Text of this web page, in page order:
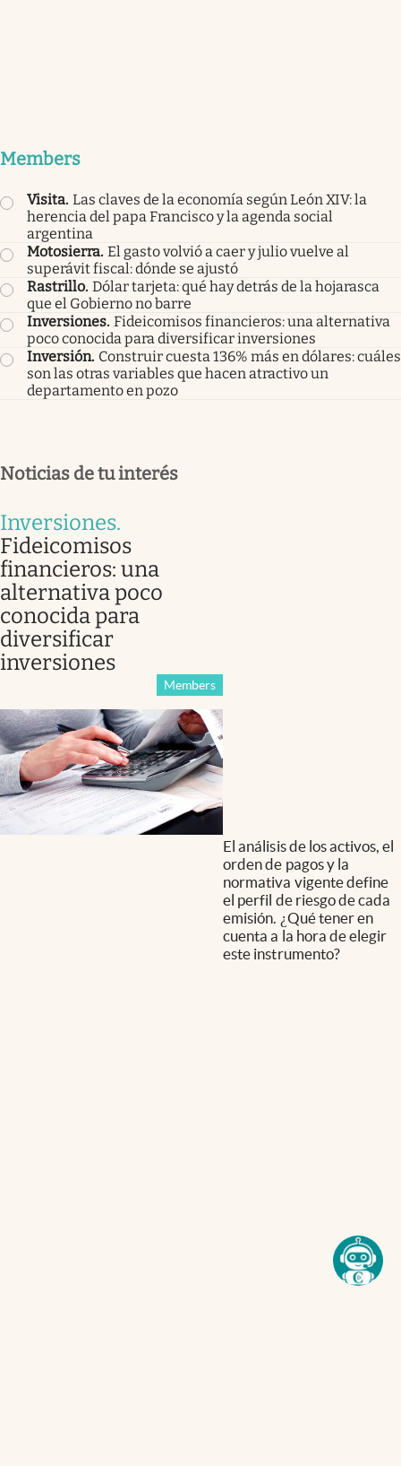
Members
Visita. Las claves de la economía según León XIV: la
herencia del papa Francisco y la agenda social
argentina
Motosierra. El gasto volvió a caer y julio vuelve al
superávit fiscal: dónde se ajustó
Rastrillo. Dólar tarjeta: qué hay detrás de la hojarasca
que el Gobierno no barre
Inversiones. Fideicomisos financieros: una alternativa
poco conocida para diversificar inversiones
Inversión. Construir cuesta 136% más en dólares: cuáles
son las otras variables que hacen atractivo un
departamento en pozo
Noticias de tu interés
Inversiones.
Fideicomisos
financieros: una
alternativa poco
conocida para
diversificar
inversiones
Members
El análisis de los activos, el
orden de pagos y la
normativa vigente define
el perfil de riesgo de cada
emisión. ¿Qué tener en
cuenta a la hora de elegir
este instrumento?